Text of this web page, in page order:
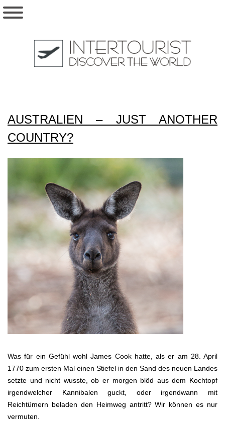
AUSTRALIEN – JUST ANOTHER
COUNTRY?
Was für ein Gefühl wohl James Cook hatte, als er am 28. April
1770 zum ersten Mal einen Stiefel in den Sand des neuen Landes
setzte und nicht wusste, ob er morgen blöd aus dem Kochtopf
irgendwelcher Kannibalen guckt, oder irgendwann mit
Reichtümern beladen den Heimweg antritt? Wir können es nur
vermuten.